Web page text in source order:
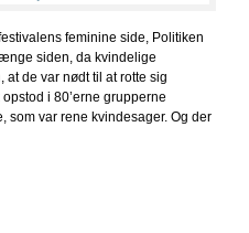
feminine side, Politiken
siden, da kvindelige
de var nødt til at rotte sig
i 80’erne grupperne
som var rene kvindesager. Og der